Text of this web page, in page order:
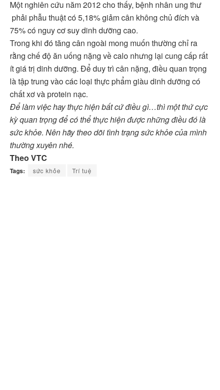
Một nghiên cứu năm 2012 cho thấy, bệnh nhân ung thư
phải phẫu thuật có 5,18% giảm cân không chủ đích và
75% có nguy cơ suy dinh dưỡng cao.
Trong khi đó tăng cân ngoài mong muốn thường chỉ ra
rằng chế độ ăn uống nặng về calo nhưng lại cung cấp rất
ít giá trị dinh dưỡng. Để duy trì cân nặng, điều quan trọng
là tập trung vào các loại thực phẩm giàu dinh dưỡng có
chất xơ và protein nạc.
Để làm việc hay thực hiện bất cứ điều gì…thì một thứ cực
kỳ quan trọng để có thể thực hiện được những điều đó là
sức khỏe. Nên hãy theo dõi tình trạng sức khỏe của mình
thường xuyên nhé.
Theo VTC
Tags: sức khỏe Trí tuệ